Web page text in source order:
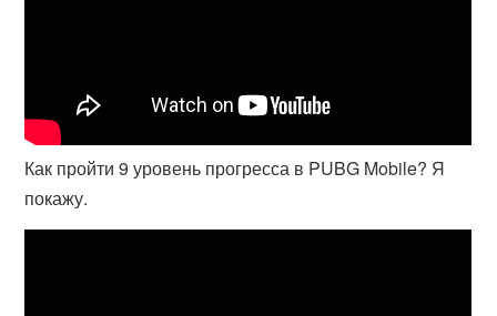
Как пройти 9 уровень прогресса в PUBG Mobile? Я
покажу.